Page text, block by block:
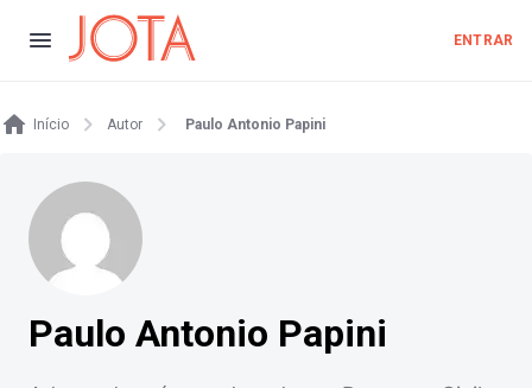
ENTRAR
Início Autor Paulo Antonio Papini
Paulo Antonio Papini